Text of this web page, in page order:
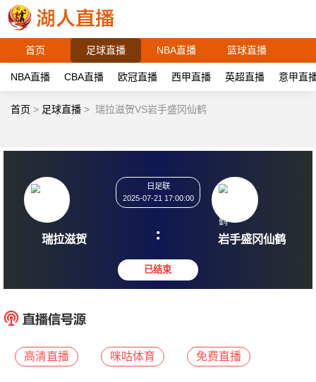
首页 足球直播 NBA直播 篮球直播
NBA直播 CBA直播 欧冠直播 西甲直播 英超直播 意甲直
首页 > 足球直播 > 瑞拉滋贺VS岩手盛冈仙鹤
瑞拉滋贺
2025-07-21 17:00:00
: 岩手盛
高清直播 咪咕体育 免费直播